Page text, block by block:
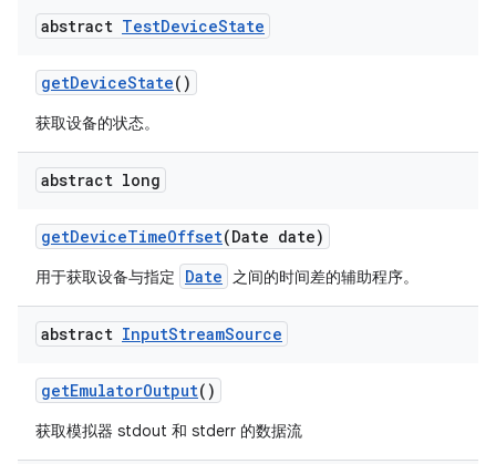
abstract TestDeviceState
getDeviceState()
获取设备的状态。
abstract long
getDeviceTimeOffset(Date date)
用于获取设备与指定 Date 之间的时间差的辅助程序。
abstract InputStreamSource
getEmulatorOutput()
获取模拟器 stdout 和 stderr 的数据流